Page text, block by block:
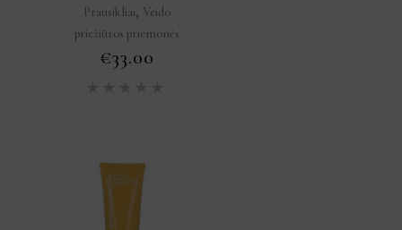
Prausikliai, Veido
priežiūros priemonės
€33.00